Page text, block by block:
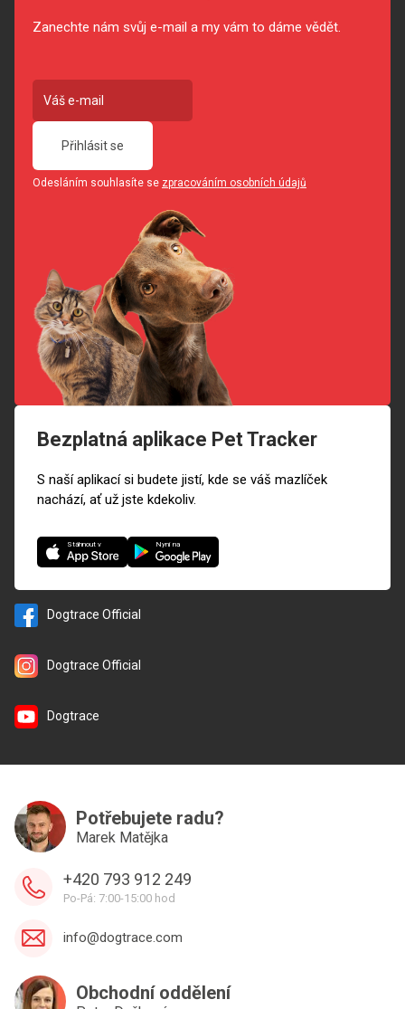
Zanechte nám svůj e-mail a my vám to dáme vědět.
Přihlásit se
Odesláním souhlasíte se zpracováním osobních údajů
Bezplatná aplikace Pet Tracker
S naší aplikací si budete jistí, kde se váš mazlíček
nachází, ať už jste kdekoliv.
Stáhnout v Nyní na
Dogtrace Official
Dogtrace Official
Dogtrace
Potřebujete radu?
Marek Matějka
+420 793 912 249
Po-Pá: 7:00-15:00 hod
info@dogtrace.com
Obchodní oddělení